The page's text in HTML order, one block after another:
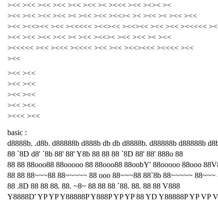
><< ><< ><< ><< ><< ><< >< ><<< ><< ><>< ><
><< ><< ><< ><< >< ><< ><< ><<>< >< ><< >< ><< ><<
><< ><<><< ><< ><<<<< ><<><< ><<><< ><< ><< ><<<<<
><< ><< ><< ><< >< ><< ><<>< ><< ><< >< ><<
><<<<< ><< ><<< ><<<< ><< ><< ><<><<< ><<<< ><<
><<
><< ><<
><< ><<
><< ><<
><< ><<
><<< ><<
basic :
d8888b. .d8b. d88888b d888b db db d8888b. d88888b d88888b
88 `8D d8' `8b 88' 88' Y8b 88 88 88 `8D 88' 88' 888o 88
88 88 88ooo88 88ooooo 88 88ooo88 88oobY' 88ooooo 88ooo
88 88 88~~~88 88~~~~~ 88 ooo 88~~~88 88`8b 88~~~~~ 88~~~
88 .8D 88 88 88. 88. ~8~ 88 88 88 `88. 88. 88 88 V888
Y8888D' YP YP Y88888P Y888P YP YP 88 YD Y88888P YP VP